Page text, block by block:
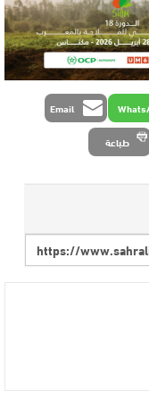
Email
طباعة